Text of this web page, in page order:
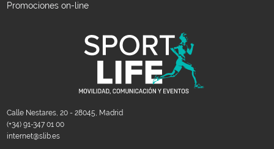
Promociones on-line
Calle Nestares, 20 - 28045, Madrid
(+34) 91-347 01 00
internet@slib.es